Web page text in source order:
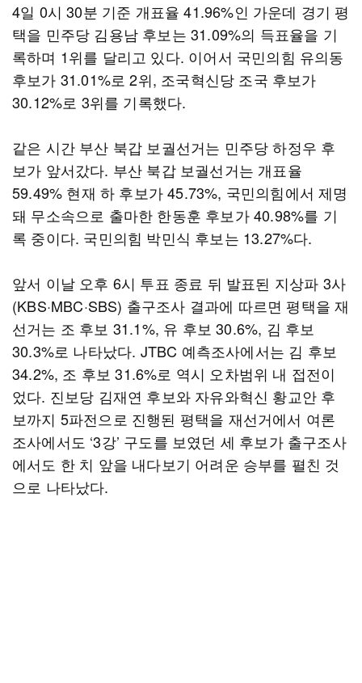
4일 0시 30분 기준 개표율 41.96%인 가운데 경기 평
택을 민주당 김용남 후보는 31.09%의 득표율을 기
록하며 1위를 달리고 있다. 이어서 국민의힘 유의동
후보가 31.01%로 2위, 조국혁신당 조국 후보가
30.12%로 3위를 기록했다.
같은 시간 부산 북갑 보궐선거는 민주당 하정우 후
보가 앞서갔다. 부산 북갑 보궐선거는 개표율
59.49% 현재 하 후보가 45.73%, 국민의힘에서 제명
돼 무소속으로 출마한 한동훈 후보가 40.98%를 기
록 중이다. 국민의힘 박민식 후보는 13.27%다.
앞서 이날 오후 6시 투표 종료 뒤 발표된 지상파 3사
(KBS·MBC·SBS) 출구조사 결과에 따르면 평택을 재
선거는 조 후보 31.1%, 유 후보 30.6%, 김 후보
30.3%로 나타났다. JTBC 예측조사에서는 김 후보
34.2%, 조 후보 31.6%로 역시 오차범위 내 접전이
었다. 진보당 김재연 후보와 자유와혁신 황교안 후
보까지 5파전으로 진행된 평택을 재선거에서 여론
조사에서도 ‘3강’ 구도를 보였던 세 후보가 출구조사
에서도 한 치 앞을 내다보기 어려운 승부를 펼친 것
으로 나타났다.